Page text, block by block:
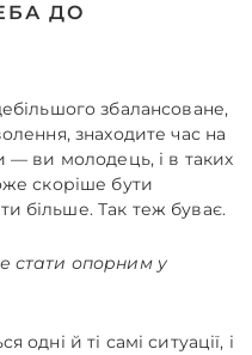
ДО
збалансоване,
знаходите час на
— ви молодець, і в таких
скоріше бути
більше. Так теж буває.
стати опорним у
й ті самі ситуації, і